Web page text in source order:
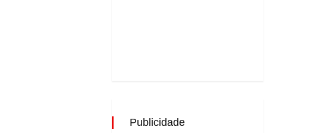
Publicidade